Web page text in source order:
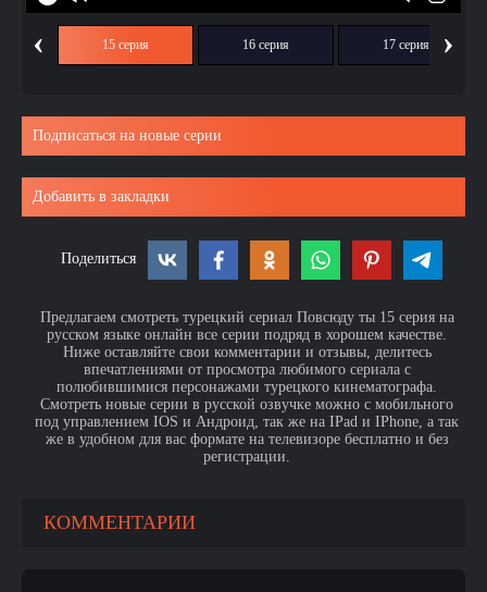
‹ 15 серия 16 серия 17 серия ›
Подписаться на новые серии
Добавить в закладки
Поделиться
Предлагаем смотреть турецкий сериал Повсюду ты 15 серия на
русском языке онлайн все серии подряд в хорошем качестве.
Ниже оставляйте свои комментарии и отзывы, делитесь
впечатлениями от просмотра любимого сериала с
полюбившимися персонажами турецкого кинематографа.
Смотреть новые серии в русской озвучке можно с мобильного
под управлением IOS и Андроид, так же на IPad и IPhone, а так
же в удобном для вас формате на телевизоре бесплатно и без
регистрации.
КОММЕНТАРИИ